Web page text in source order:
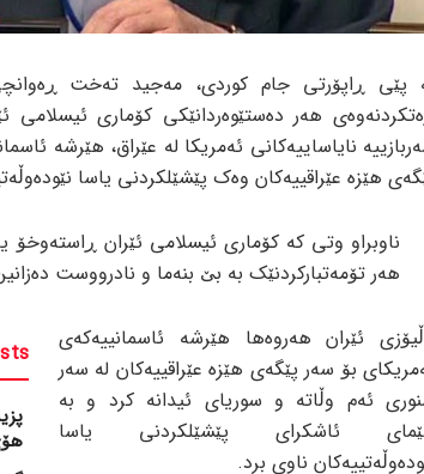
پێی ڕاپۆرتی جام کوردی، مەجید تەخت
هەر دەستێوەردانێکی کۆماری ئیسلامی
نایاساییەکانی ئەمریکا لە عێراق، هێرشە
هێزە عێراقییەکان وەک پێشێلکردنی یاسا
ناوبراو وتی کە کۆماری ئیسلامی ئێران
هەر تۆمەتبارکردنێک بە بێ بنەما و نادرووست
ئێران هەروەها هێرشە ئاسمانییەکەی
بۆ سەر پێگەی هێزە عێراقییەکان لە سەر
ئەم وڵاتە و سوریای ئیدانە کرد و بە
ئاشکرای پێشێلکردنی یاسا
ناوی برد.